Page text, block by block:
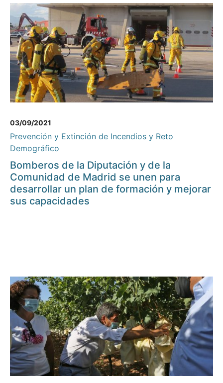
03/09/2021
Prevención y Extinción de Incendios y Reto
Demográfico
Bomberos de la Diputación y de la
Comunidad de Madrid se unen para
desarrollar un plan de formación y mejorar
sus capacidades